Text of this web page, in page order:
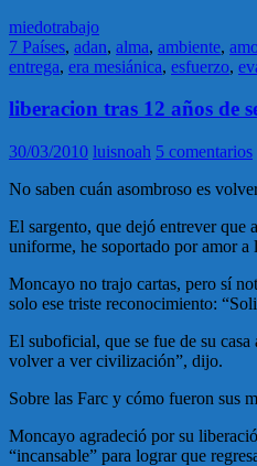
miedotrabajo
7 Países, adan, alma, ambiente,
entrega, era mesiánica, esfuerzo,
liberacion tras 12 años de
30/03/2010 luisnoah 5 comentarios
No saben cuán asombroso es
El sargento, que dejó entrever que
uniforme, he soportado por amor
Moncayo no trajo cartas, pero sí
solo ese triste reconocimiento:
El suboficial, que se fue de su
volver a ver civilización”, dijo.
Sobre las Farc y cómo fueron sus
Moncayo agradeció por su
“incansable” para lograr que